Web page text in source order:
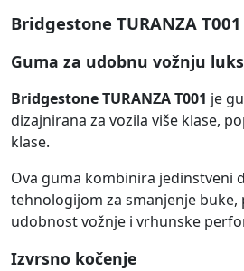
Bridgestone TURANZA T001
Guma za udobnu vožnju
Bridgestone TURANZA T001 je
dizajnirana za vozila više klase,
klase.
Ova guma kombinira jedinstveni
tehnologijom za smanjenje buke,
udobnost vožnje i vrhunske
Izvrsno kočenje